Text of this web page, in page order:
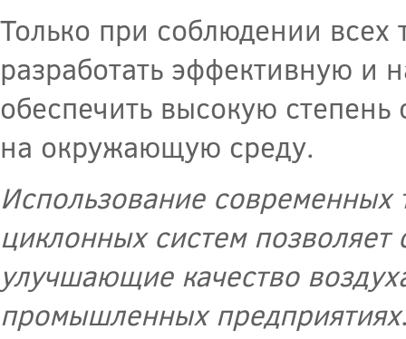
Только при соблюдении
разработать эффективную и
обеспечить высокую
на окружающую среду.
Использование современных
циклонных систем
улучшающие качество
промышленных предприятиях